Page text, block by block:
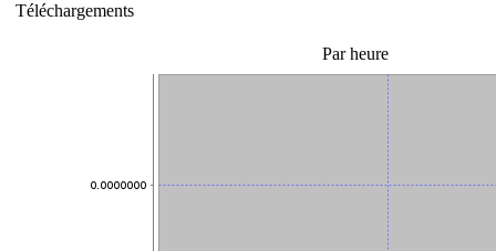
Téléchargements
Par heure